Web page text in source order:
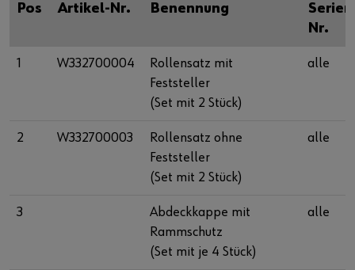
Pos Artikel-Nr. Benennung
Nr.
1 W332700004
Rollensatz mit
Feststeller
(Set mit 2 Stück)
alle
2 W332700003
Rollensatz ohne
Feststeller
(Set mit 2 Stück)
alle
3
Abdeckkappe mit
Rammschutz
(Set mit je 4 Stück)
alle